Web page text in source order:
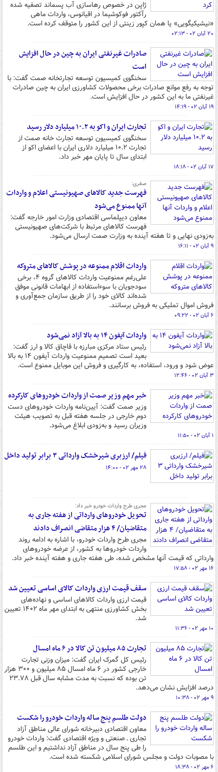
ژاپن در خصوص رهاسازی آب پسماند تصفیه شده
رآکتور فوکوشیما در اقیانوس، واردات ماهی
«نیشیکیگویی» یا همان کپور زینتی از این کشور را متوقف کرده است.
۲۰ آبان ۰۲ - ۰۲:۱۳
صادرات غیرنفتی ایران به چین در حال افزایش
است
سخنگوی کمیسیون توسعه تجارتخانه صمت گفت: با
توجه به رفع موانع صادرات برخی محصولات کشاورزی ایران به چین صادرات
غیرنفتی ما به این کشور در حال افزایش است.
۱۹ آبان ۰۲ - ۱۴:۱۹
تجارت ایران و اکو به ۱۰.۲ میلیارد دلار رسید
سخنگوی کمیسیون توسعه تجارت خانه صمت از
تجارت ۱۰.۲ میلیارد دلاری ایران با اعضای اکو از
ابتدای سال تا پایان مهر خبر داد.
۱۷ آبان ۰۲ - ۱۸:۱۸
صفری:
فهرست جدید کالاهای صهیونیستی اعلام و واردات
آنها ممنوع می‌شود
معاون دیپلماسی اقتصادی وزارت امور خارجه گفت:
فهرست کالاهای مرتبط با شرکت‌های صهیونیستی
به‌زودی نهایی و تا هفته آینده به وزارت صمت ارسال می‌شود.
۹ آبان ۰۲ - ۱۶:۱۱
واردات اقلام ممنوعه در پوشش کالاهای متروکه
علی‌رغم ممنوعیت واردات کالاهای گروه ۴، برخی
سودجویان با سوءاستفاده از ابهامات قانونی موفق
شده‌اند کالای خود را از طریق سازمان جمع‌آوری و
فروش اموال تملیکی به فروش برسانند.
۶ آبان ۰۲ - ۰۹:۲۲
واردات آیفون ۱۴ به بالا آزاد نمی‌شود
رئیس ستاد مرکزی مبارزه با قاچاق کالا و ارز گفت:
بعید است تصمیم ممنوعیت واردات آیفون ۱۴ به بالا
عوض شود و ورود، استفاده، به کارگیری و فروش این موبایل ممنوع است.
۳ آبان ۰۲ - ۱۲:۴۶
خبر مهم وزیر صمت از واردات خودروهای کارکرده
وزیر صمت گفت: آیین‌نامه واردات خودروهای دست
دوم خارجی در جلسه هفته قبل به تصویب هیئت
وزیران رسید و به‌زودی ابلاغ می‌شود.
۱ آبان ۰۲ - ۱۱:۵۰
فیلم/ ارزبری شیرخشک وارداتی ۳ برابر تولید داخل
۲۸ مهر ۰۲ - ۱۴:۰۰
مجری طرح واردات خودرو خبر داد:
تحویل خودروهای وارداتی از هفته جاری به
متقاضیان/ ۴ هزار متقاضی انصراف دادند
مجری طرح واردات خودرو، با اشاره به ادامه روند
واردات خودروها به کشور، از عرضه خودروهای
وارداتی که قیمت آنها مشخص شده، طی هفته جاری و هفته آینده خبر داد.
۱۶ مهر ۰۲ - ۱۷:۵۸
سقف قیمت ارزی واردات کالای اساسی تعیین شد
قیمت‌ ارزی واردات کالاهای اساسی و نهاده‌های
بخش کشاورزی منتهی به ابتدای مهر ماه ۱۴۰۲ تعیین
شد.
۱۰ مهر ۰۲ - ۱۱:۳۶
تجارت ۸۵ میلیون تن کالا در ۶ ماه امسال
رئیس کل گمرک ایران گفت: میزان وزنی تجارت
خارجی کشور در ۶ ماه امسال ۸۵ میلیون و ۳۰۰ هزار
تن بوده که نسبت به مدت مشابه سال قبل ۲۳.۷۸
درصد افزایش نشان می‌دهد.
۹ مهر ۰۲ - ۱۰:۳۸
دولت طلسم پنج ساله واردات خودرو را شکست
معاون اقتصادی دبیرخانه شورای عالی مناطق آزاد
تجاری ـ صنعتی و ویژه اقتصادی گفت: واردات خودرو
را طی پنج سال در مناطق آزاد نداشتیم و این طلسم
با مصوبات دولت و مجلس شورای اسلامی شکسته شده است.
۶ مهر ۰۲ - ۱۸:۳۸